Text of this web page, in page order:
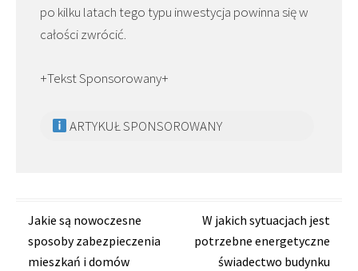
po kilku latach tego typu inwestycja powinna się w
całości zwrócić.
+Tekst Sponsorowany+
ARTYKUŁ SPONSOROWANY
Zobacz
wpisy
Jakie są nowoczesne
sposoby zabezpieczenia
mieszkań i domów
W jakich sytuacjach jest
potrzebne energetyczne
świadectwo budynku